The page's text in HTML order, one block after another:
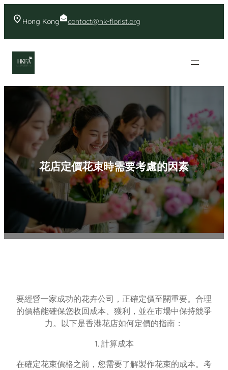
Hong Kong contact@hk-florist.org
花店定價花束時需要考慮的因素
要經營一家成功的花卉公司，正確定價至關重要。合理
的價格能確保您收回成本、獲利，並在市場中保持競爭
力。以下是香港花店如何定價的指南：
1. 計算成本
在確定花束價格之前，您需要了解製作花束的成本。考